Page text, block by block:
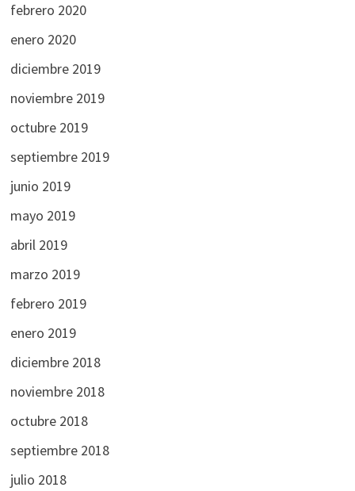
febrero 2020
enero 2020
diciembre 2019
noviembre 2019
octubre 2019
septiembre 2019
junio 2019
mayo 2019
abril 2019
marzo 2019
febrero 2019
enero 2019
diciembre 2018
noviembre 2018
octubre 2018
septiembre 2018
julio 2018